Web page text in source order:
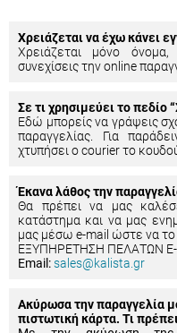
Χρειάζεται να έχω κάνει
Χρειάζεται μόνο
συνεχίσεις την online
Σε τι χρησιμεύει το πεδίο
Εδώ μπορείς να γράψεις
παραγγελίας. Για
χτυπήσει ο courier το
Έκανα λάθος την
Θα πρέπει να μας
κατάστημα και να μας
μας μέσω e-mail ώστε να το
ΕΞΥΠΗΡΕΤΗΣΗ ΠΕΛΑΤΩΝ E-
Email:sales@kalista.gr
Ακύρωσα την παραγγελία
πιστωτική κάρτα. Τι